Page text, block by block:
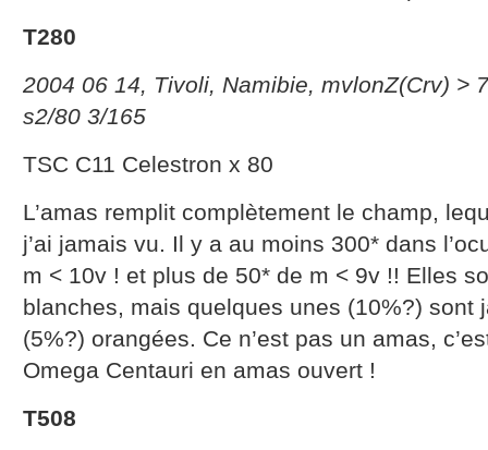
T280
2004 06 14, Tivoli, Namibie, mvlonZ(Crv) >
s2/80 3/165
TSC C11 Celestron x 80
L’amas remplit complètement le champ,
j’ai jamais vu. Il y a au moins 300* dans
m < 10v ! et plus de 50* de m < 9v !! Elles
blanches, mais quelques unes (10%?) sont
(5%?) orangées. Ce n’est pas un amas,
Omega Centauri en amas ouvert !
T508